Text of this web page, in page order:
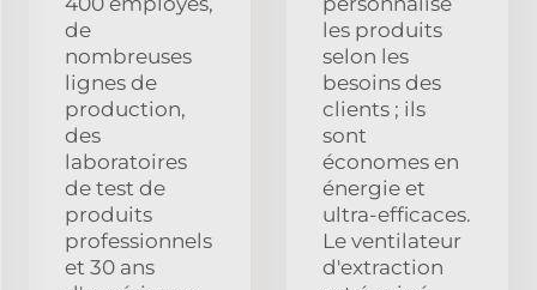
de
nombreuses
lignes de
production,
des
laboratoires
de test de
produits
professionnels
et 30 ans
les produits
selon les
besoins des
clients ; ils
sont
économes en
énergie et
ultra-efficaces.
Le ventilateur
d'extraction